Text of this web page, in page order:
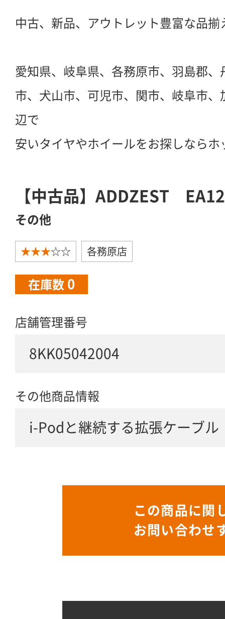
中古、新品、アウトレット豊富な品揃
愛知県、岐阜県、各務原市、羽島郡
市、犬山市、可児市、関市、岐阜市
辺で
安いタイヤやホイールをお探しなら
【中古品】ADDZEST
その他
★★★☆☆ 各務原店
在庫数 0
店舗管理番号
8KK05042004
その他商品情報
i-Podと継続する拡張ケーブル
この商品に関
お問い合わせ